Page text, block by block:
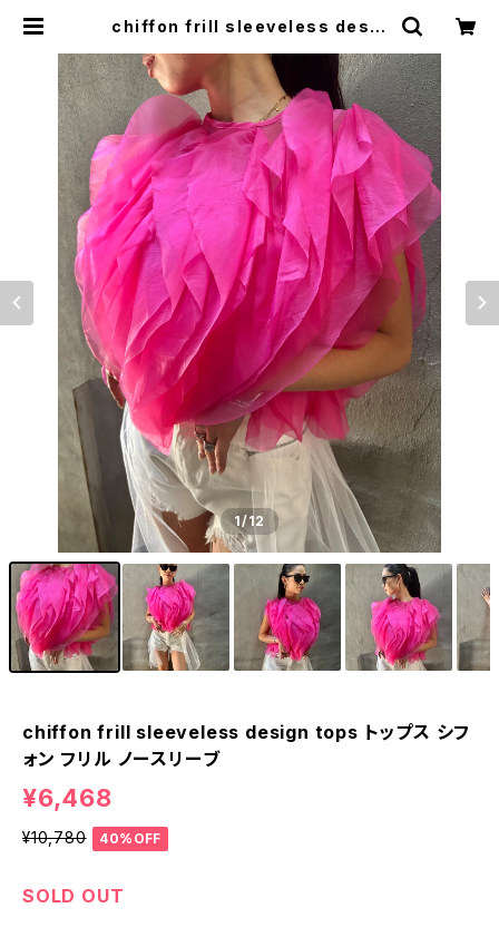
chiffon frill sleeveless desig
スリーブ | LOOSEHOUSE
1/12
chiffon frill sleeveless design tops トップス シフ
ォン フリル ノースリーブ
¥6,468
¥10,780 40%OFF
SOLD OUT